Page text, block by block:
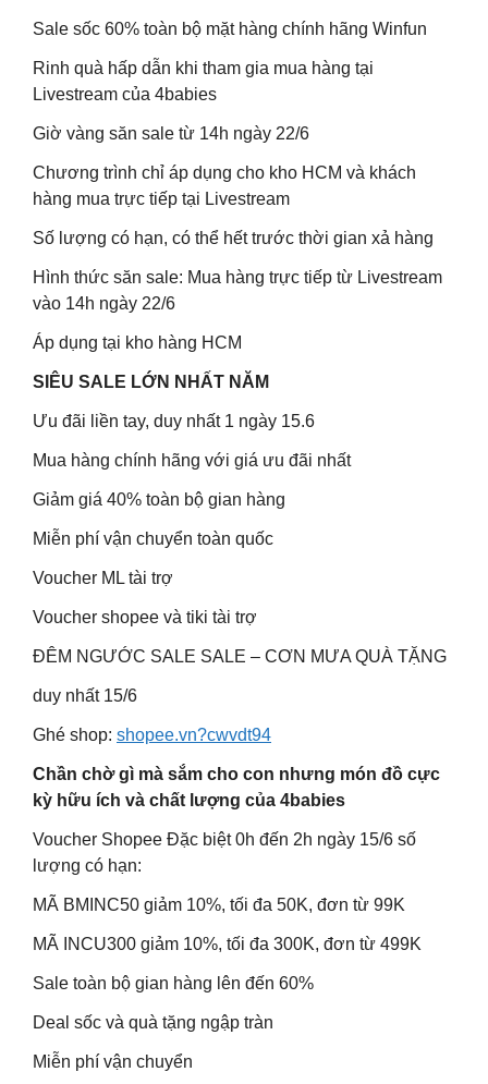
Sale sốc 60% toàn bộ mặt hàng chính hãng Winfun
Rinh quà hấp dẫn khi tham gia mua hàng tại
Livestream của 4babies
Giờ vàng săn sale từ 14h ngày 22/6
Chương trình chỉ áp dụng cho kho HCM và khách
hàng mua trực tiếp tại Livestream
Số lượng có hạn, có thể hết trước thời gian xả hàng
Hình thức săn sale: Mua hàng trực tiếp từ Livestream
vào 14h ngày 22/6
Áp dụng tại kho hàng HCM
SIÊU SALE LỚN NHẤT NĂM
Ưu đãi liền tay, duy nhất 1 ngày 15.6
Mua hàng chính hãng với giá ưu đãi nhất
Giảm giá 40% toàn bộ gian hàng
Miễn phí vận chuyển toàn quốc
Voucher ML tài trợ
Voucher shopee và tiki tài trợ
ĐÊM NGƯỚC SALE SALE – CƠN MƯA QUÀ TẶNG
duy nhất 15/6
Ghé shop: shopee.vn?cwvdt94
Chần chờ gì mà sắm cho con nhưng món đồ cực
kỳ hữu ích và chất lượng của 4babies
Voucher Shopee Đặc biệt 0h đến 2h ngày 15/6 số
lượng có hạn:
MÃ BMINC50 giảm 10%, tối đa 50K, đơn từ 99K
MÃ INCU300 giảm 10%, tối đa 300K, đơn từ 499K
Sale toàn bộ gian hàng lên đến 60%
Deal sốc và quà tặng ngập tràn
Miễn phí vận chuyển